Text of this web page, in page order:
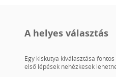
A helyes választás
Egy kiskutya kiválasztása
első lépések nehézkesek